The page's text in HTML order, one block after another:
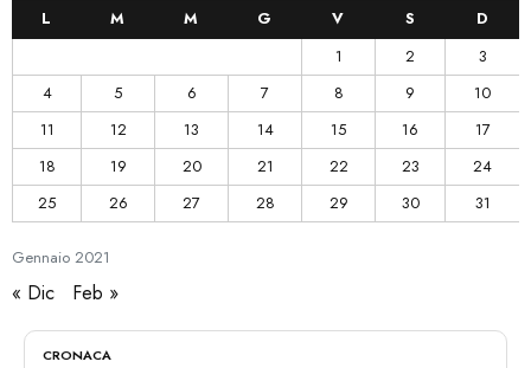
Gennaio 2021
L M M G V S
D
1
2
3
4
5 6 7 8 9
10
11
12 13 14 15 16
17
18
19 20 21 22 23
24
25
26 27 28 29 30 31
« Dic Feb »
CRONACA